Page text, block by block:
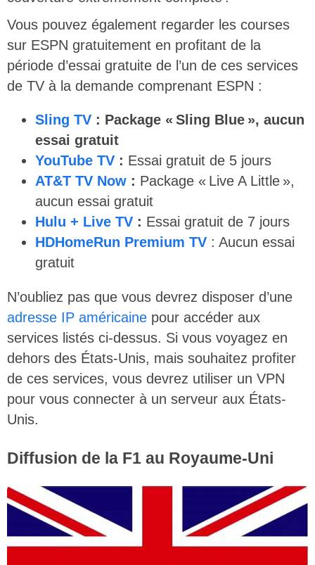
Vous pouvez également regarder les courses
sur ESPN gratuitement en profitant de la
période d’essai gratuite de l’un de ces services
de TV à la demande comprenant ESPN :
Sling TV : Package « Sling Blue », aucun
essai gratuit
YouTube TV : Essai gratuit de 5 jours
AT&T TV Now : Package « Live A Little »,
aucun essai gratuit
Hulu + Live TV : Essai gratuit de 7 jours
HDHomeRun Premium TV : Aucun essai
gratuit
N’oubliez pas que vous devrez disposer d’une
adresse IP américaine pour accéder aux
services listés ci-dessus. Si vous voyagez en
dehors des États-Unis, mais souhaitez profiter
de ces services, vous devrez utiliser un VPN
pour vous connecter à un serveur aux États-
Unis.
Diffusion de la F1 au Royaume-Uni